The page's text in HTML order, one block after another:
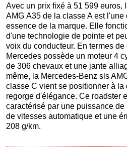
Avec un prix fixé à 51 599 euros,
AMG A35 de la classe A est
essence de la marque. Elle
d'une technologie de pointe et
voix du conducteur. En termes
Mercedes possède un moteur 4
de 306 chevaux et une jante
même, la Mercedes-Benz sls
classe C vient se positionner à la
regorge d'élégance. Ce roadster
caractérisé par une puissance
de vitesses automatique et une
208 g/km.